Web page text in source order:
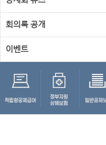
회의록 공개
이벤트